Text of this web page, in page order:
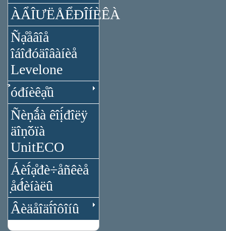
ÀẨÎƯËÅỂĐÎÍÈÊÀ
Ñạ̊åâîå
îáîđóäîâàíèå
Levelone
̉óđíèêạ̊û
Ñèṇ̃ǻà êîị́đîëÿ
äîṇ̃óïà
UnitECO
Áèî́ạ̊đè÷åñêèå
̣åđ́èíàëû
Âèäåîäî́îôîíû